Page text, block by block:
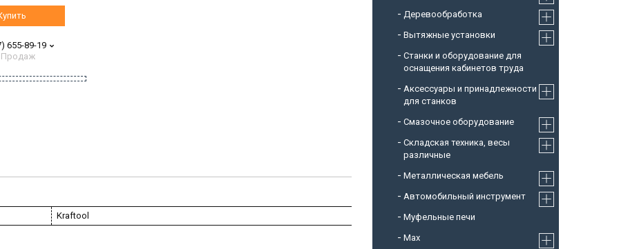
655-89-19
Продаж
Kraftool
Деревообработка
Вытяжные установки
Станки и оборудование для
оснащения кабинетов труда
Аксессуары и принадлежности
для станков
Смазочное оборудование
Складская техника, весы
различные
Металлическая мебель
Автомобильный инструмент
Муфельные печи
Max